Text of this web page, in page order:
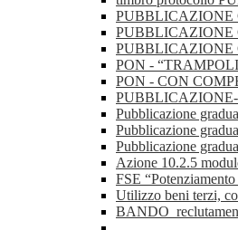
PUBBLICAZIONE
PUBBLICAZIONE
PUBBLICAZIONE
PON -
PON - CON
Pubblicazione
Pubblicazione
Pubblicazione
Azione 10.2.5
FSE
Utilizzo beni terzi,